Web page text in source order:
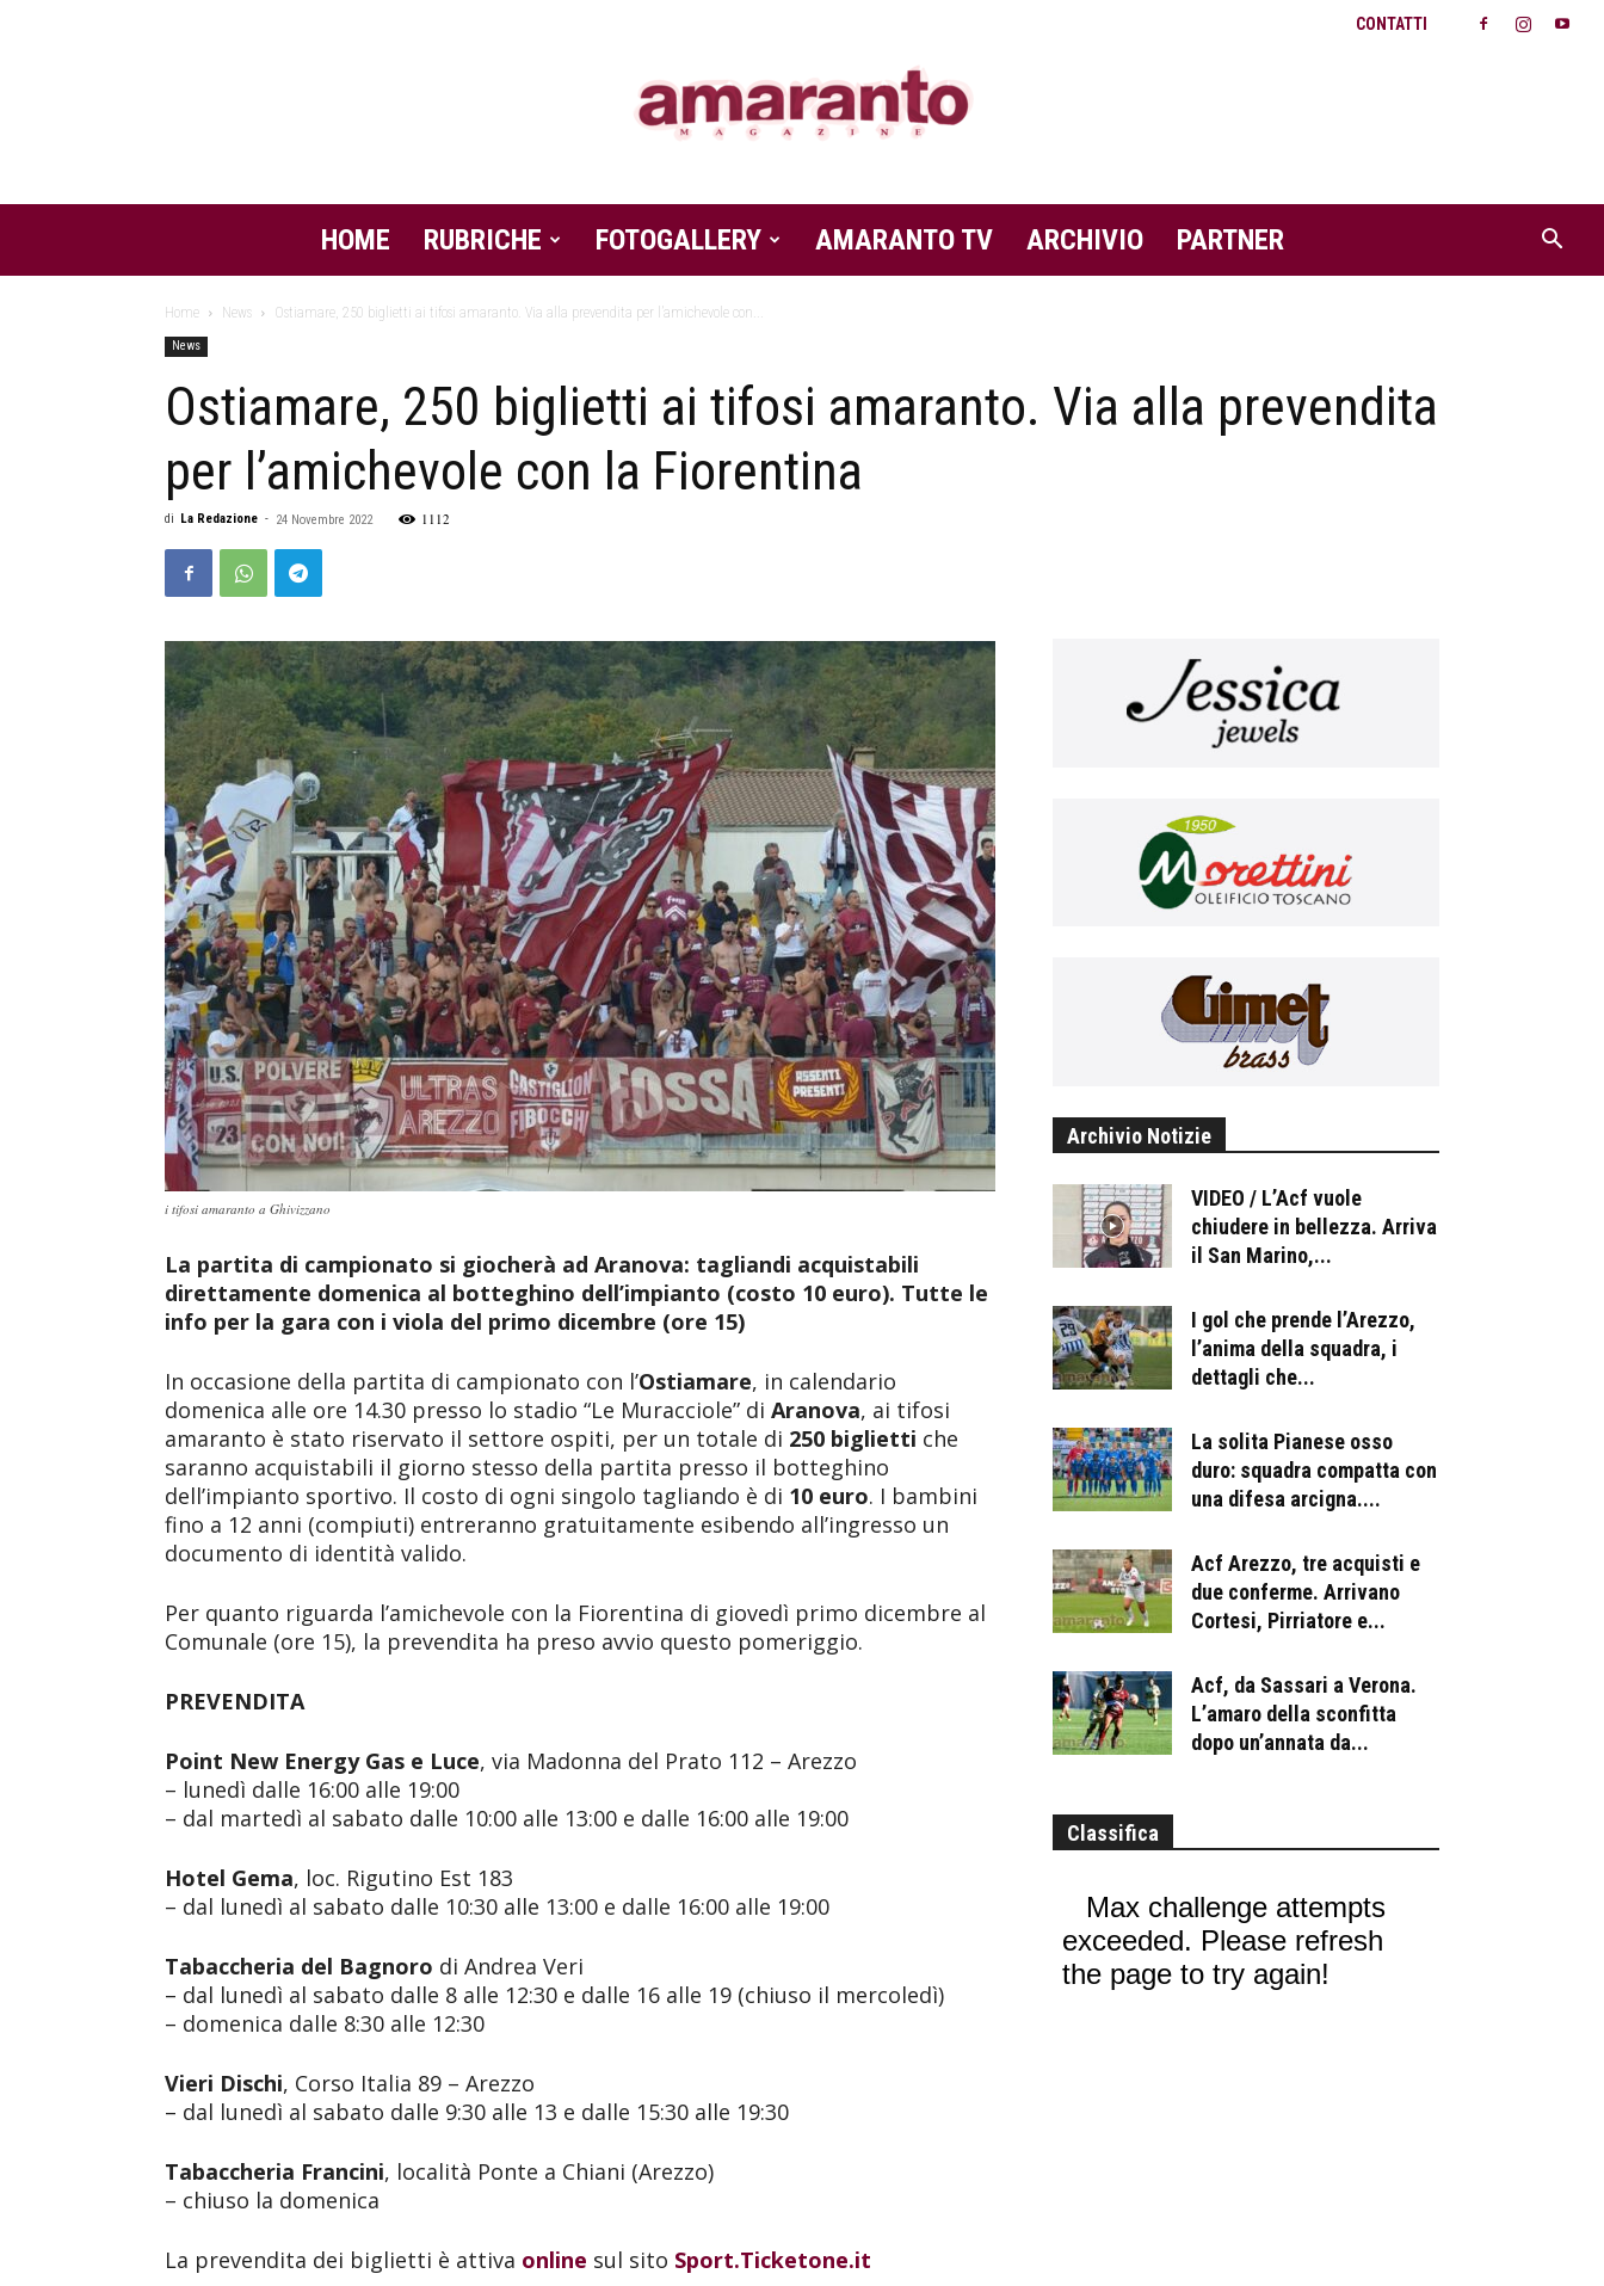
CONTATTI
Amaranto
Magazine
HOME RUBRICHE FOTOGALLERY AMARANTO TV ARCHIVIO PARTNER
Home News Ostiamare, 250 biglietti ai tifosi amaranto. Via alla prevendita per l’amichevole con...
News
Ostiamare, 250 biglietti ai tifosi amaranto. Via alla prevendita
per l’amichevole con la Fiorentina
di La Redazione - 24 Novembre 2022 1112
i tifosi amaranto a Ghivizzano
La partita di campionato si giocherà ad Aranova: tagliandi acquistabili
direttamente domenica al botteghino dell’impianto (costo 10 euro). Tutte le
info per la gara con i viola del primo dicembre (ore 15)
In occasione della partita di campionato con l’Ostiamare, in calendario
domenica alle ore 14.30 presso lo stadio “Le Muracciole” di Aranova, ai tifosi
amaranto è stato riservato il settore ospiti, per un totale di 250 biglietti che
saranno acquistabili il giorno stesso della partita presso il botteghino
dell’impianto sportivo. Il costo di ogni singolo tagliando è di 10 euro. I bambini
fino a 12 anni (compiuti) entreranno gratuitamente esibendo all’ingresso un
documento di identità valido.
Per quanto riguarda l’amichevole con la Fiorentina di giovedì primo dicembre al
Comunale (ore 15), la prevendita ha preso avvio questo pomeriggio.
PREVENDITA
Point New Energy Gas e Luce, via Madonna del Prato 112 – Arezzo
– lunedì dalle 16:00 alle 19:00
– dal martedì al sabato dalle 10:00 alle 13:00 e dalle 16:00 alle 19:00
Hotel Gema, loc. Rigutino Est 183
– dal lunedì al sabato dalle 10:30 alle 13:00 e dalle 16:00 alle 19:00
Tabaccheria del Bagnoro di Andrea Veri
– dal lunedì al sabato dalle 8 alle 12:30 e dalle 16 alle 19 (chiuso il mercoledì)
– domenica dalle 8:30 alle 12:30
Vieri Dischi, Corso Italia 89 – Arezzo
– dal lunedì al sabato dalle 9:30 alle 13 e dalle 15:30 alle 19:30
Tabaccheria Francini, località Ponte a Chiani (Arezzo)
– chiuso la domenica
La prevendita dei biglietti è attiva online sul sito Sport.Ticketone.it
Archivio Notizie
VIDEO / L’Acf vuole
chiudere in bellezza. Arriva
il San Marino,...
I gol che prende l’Arezzo,
l’anima della squadra, i
dettagli che...
La solita Pianese osso
duro: squadra compatta con
una difesa arcigna....
Acf Arezzo, tre acquisti e
due conferme. Arrivano
Cortesi, Pirriatore e...
Acf, da Sassari a Verona.
L’amaro della sconfitta
dopo un’annata da...
Classifica